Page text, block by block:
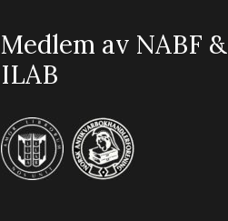
Medlem av NABF &
ILAB